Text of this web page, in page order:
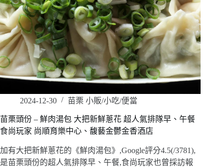
2024-12-30 苗栗 小販/小吃/便當
苗栗頭份 – 鮮肉湯包 大把新鮮蔥花 超人氣排隊早、午餐
食尚玩家 尚順育樂中心、馥藝金鬱金香酒店
加有大把新鮮蔥花的《鮮肉湯包》,Google評分4.5(/3781),
是苗栗頭份的超人氣排隊早、午餐,食尚玩家也曾採訪報